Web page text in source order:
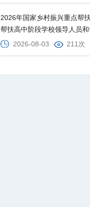
2026年国家乡村振兴重点帮
帮扶高中阶段学校领导人员
教师培训班在北京师范大学举
2026-08-03 211次